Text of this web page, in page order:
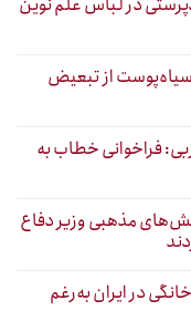
سیاه‌پوست از تبعیض
فراخوانی خطاب به
مذهبی وزیر دفاع
در ایران به‌رغم